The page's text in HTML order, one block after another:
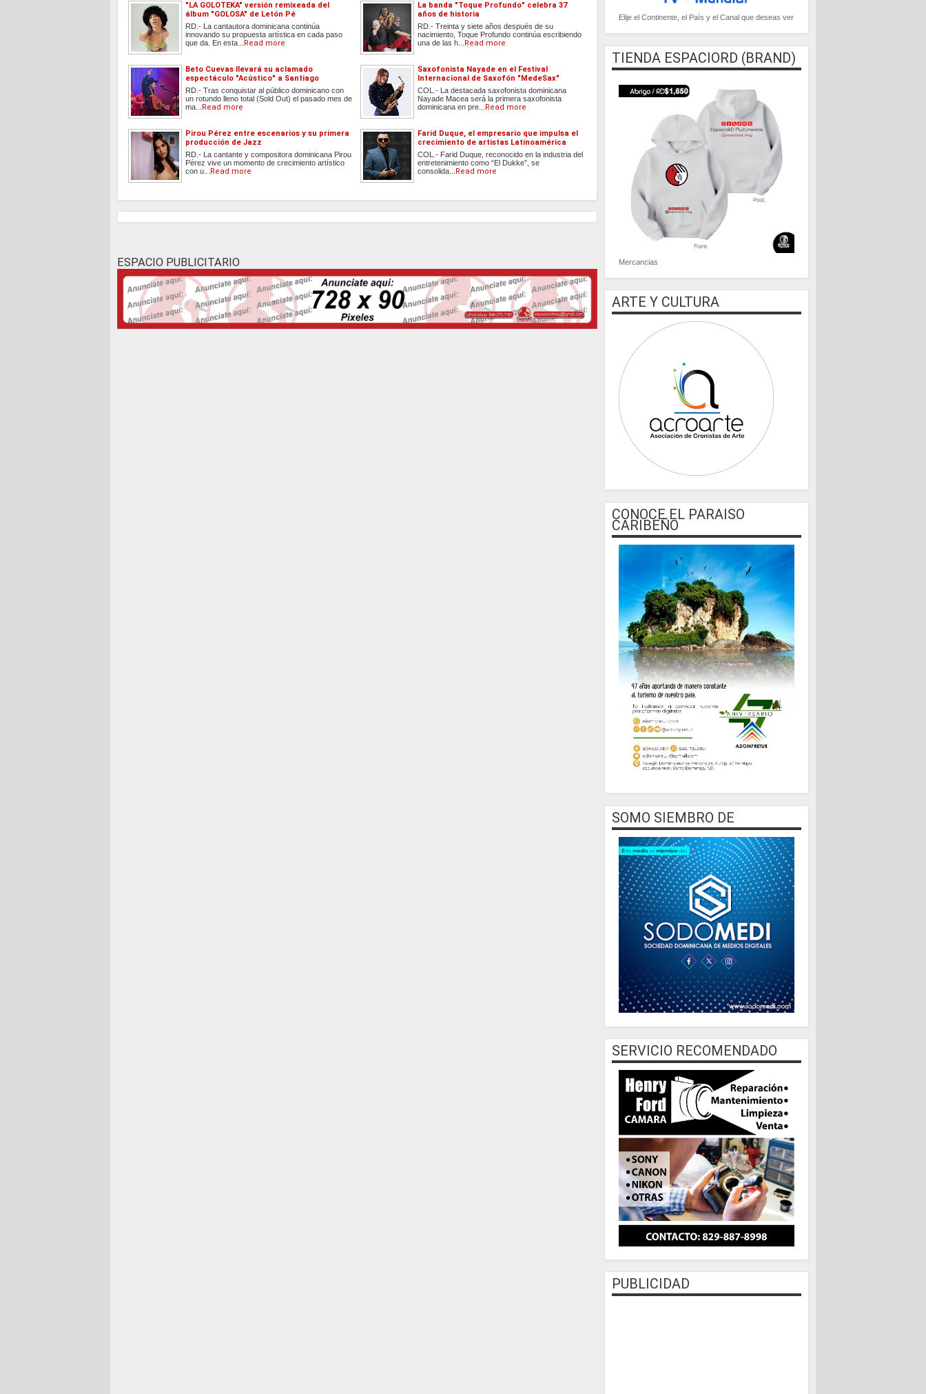
"LA GOLOTEKA" versión remixeada del
álbum "GOLOSA" de Letón Pé
RD.- La cantautora dominicana continúa
innovando su propuesta artística en cada paso
que da. En esta...
Read more
La banda "Toque Profundo" celebra 37
años de historia
RD.- Treinta y siete años después de su
nacimiento, Toque Profundo continúa escribiendo
una de las h...
Read more
Beto Cuevas llevará su aclamado
espectáculo "Acústico" a Santiago
RD.- Tras conquistar al público dominicano con
un rotundo lleno total (Sold Out) el pasado mes de
ma...
Read more
Saxofonista Nayade en el Festival
Internacional de Saxofón "MedeSax"
COL.- La destacada saxofonista dominicana
Nayade Macea será la primera saxofonista
dominicana en pre...
Read more
Pirou Pérez entre escenarios y su primera
producción de Jazz
RD.- La cantante y compositora dominicana Pirou
Pérez vive un momento de crecimiento artístico
con u...
Read more
Farid Duque, el empresario que impulsa el
crecimiento de artistas Latinoamérica
COL.- Farid Duque, reconocido en la industria del
entretenimiento como “El Dukke”, se
consolida...
Read more
ESPACIO PUBLICITARIO
Elije el Continente, el País y el Canal que deseas ver
TIENDA ESPACIORD (BRAND)
Mercancias
ARTE Y CULTURA
CONOCE EL PARAISO
CARIBEÑO
SOMO SIEMBRO DE
SERVICIO RECOMENDADO
PUBLICIDAD